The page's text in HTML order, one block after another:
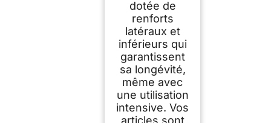
dotée de
renforts
latéraux et
inférieurs qui
garantissent
sa longévité,
même avec
une utilisation
intensive. Vos